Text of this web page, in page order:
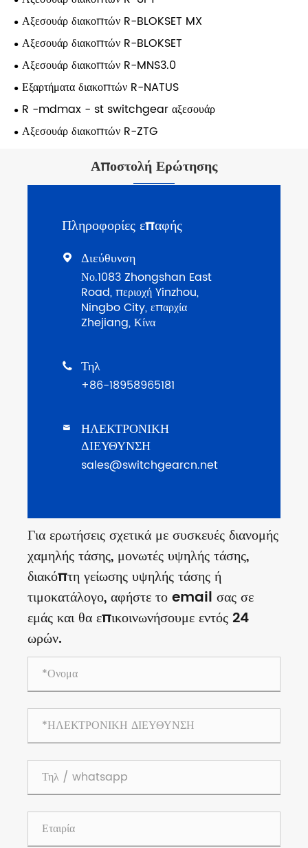
Αξεσουάρ διακοπτών R-BLOKSET MX
Αξεσουάρ διακοπτών R-BLOKSET
Αξεσουάρ διακοπτών R-MNS3.0
Εξαρτήματα διακοπτών R-NATUS
R -mdmax - st switchgear αξεσουάρ
Αξεσουάρ διακοπτών R-ZTG
Αποστολή Ερώτησης
Πληροφορίες επαφής
 Διεύθυνση
Νο.1083 Zhongshan East
Road, περιοχή Yinzhou,
Ningbo City, επαρχία
Zhejiang, Κίνα
 Τηλ
+86-18958965181

ΗΛΕΚΤΡΟΝΙΚΗ
ΔΙΕΥΘΥΝΣΗ
sales@switchgearcn.net
Για ερωτήσεις σχετικά με συσκευές διανομής
χαμηλής τάσης, μονωτές υψηλής τάσης,
διακόπτη γείωσης υψηλής τάσης ή
τιμοκατάλογο, αφήστε το email σας σε
εμάς και θα επικοινωνήσουμε εντός 24
ωρών.